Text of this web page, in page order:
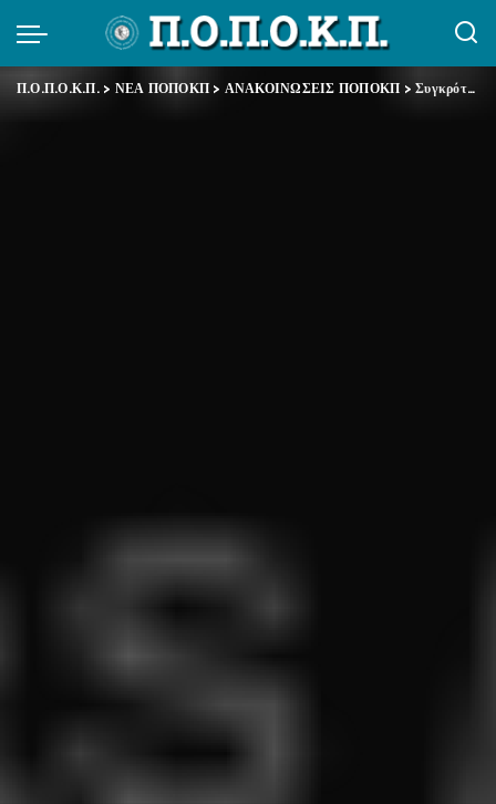
Π.Ο.Π.Ο.Κ.Π.> ΝΕΑ ΠΟΠΟΚΠ > ΑΝΑΚΟΙΝΩΣΕΙΣ ΠΟΠΟΚΠ >Συγκρότηση σε σώμα του νέου Διοικητικού Συμβουλίου της ΠΟΠΟΚΠ